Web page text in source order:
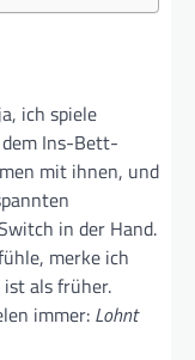
ich spiele
Ins-Bett-
mit ihnen, und
in der Hand.
merke ich
als früher.
immer: Lohnt